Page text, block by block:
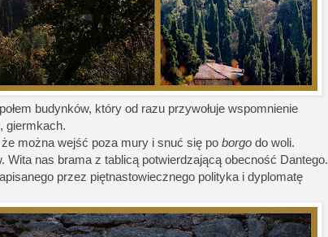
budynków, który od razu przywołuje wspomnienie
giermkach.
można wejść poza mury i snuć się po borgo do woli.
Wita nas brama z tablicą potwierdzającą obecność Dantego.
przez piętnastowiecznego polityka i dyplomatę